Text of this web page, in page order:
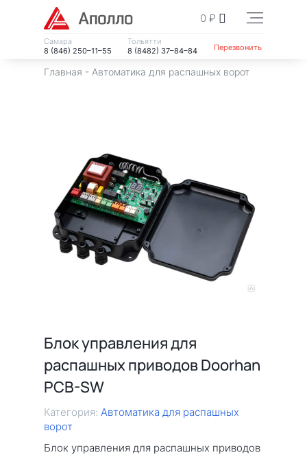
Самара
8 (846) 250–11–55
Тольятти
8 (8482) 37–84–84
0 ₽
Перезвонить
Главная - Автоматика для распашных ворот
Блок управления для
распашных приводов Doorhan
PCB-SW
Категория: Автоматика для распашных
ворот
Блок управления для распашных приводов